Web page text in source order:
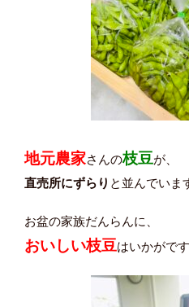
地元農家さんの枝豆が、
直売所にずらり と並んでいま
お盆の家族だんらんに、
おいしい枝豆はいかがで